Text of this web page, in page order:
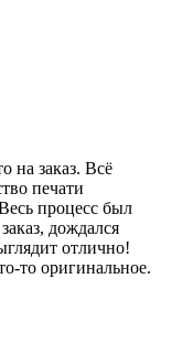
на заказ. Всё
печати
процесс был
дождался
отлично!
то оригинальное.